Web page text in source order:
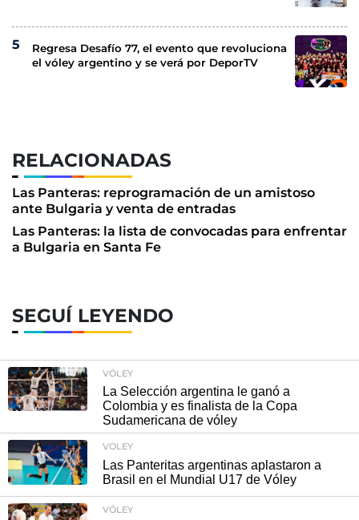
RELACIONADAS
Las Panteras: reprogramación de un amistoso
ante Bulgaria y venta de entradas
Las Panteras: la lista de convocadas para enfrentar
a Bulgaria en Santa Fe
Regresa Desafío 77, el evento que revoluciona
el vóley argentino y se verá por DeporTV
SEGUÍ LEYENDO
VÓLEY
La Selección argentina le ganó a
Colombia y es finalista de la Copa
Sudamericana de vóley
VOLEY
Las Panteritas argentinas aplastaron a
Brasil en el Mundial U17 de Vóley
VÓLEY